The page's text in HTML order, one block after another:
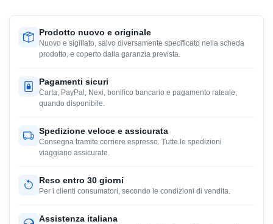
Prodotto nuovo e originale
Nuovo e sigillato, salvo diversamente specificato nella scheda
prodotto, e coperto dalla garanzia prevista.
Pagamenti sicuri
Carta, PayPal, Nexi, bonifico bancario e pagamento rateale,
quando disponibile.
Spedizione veloce e assicurata
Consegna tramite corriere espresso. Tutte le spedizioni
viaggiano assicurate.
Reso entro 30 giorni
Per i clienti consumatori, secondo le condizioni di vendita.
Assistenza italiana